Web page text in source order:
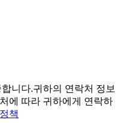
니다.귀하의 연락처 정보
에 따라 귀하에게 연락하
책